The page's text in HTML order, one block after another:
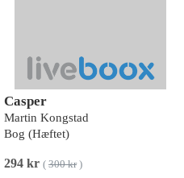
Casper
Martin Kongstad
Bog (Hæftet)
294 kr ( 300 kr)